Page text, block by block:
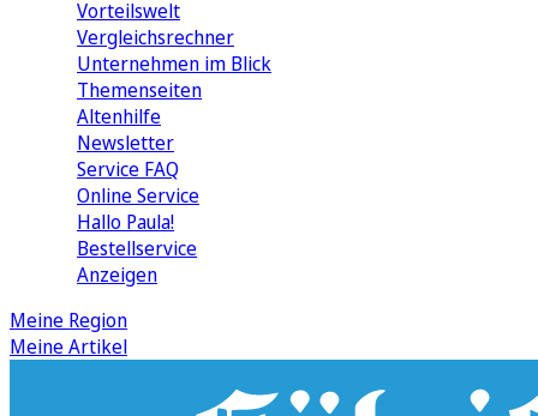
Vorteilswelt
Vergleichsrechner
Unternehmen im Blick
Themenseiten
Altenhilfe
Newsletter
Service FAQ
Online Service
Hallo Paula!
Bestellservice
Anzeigen
Meine Region
Meine Artikel